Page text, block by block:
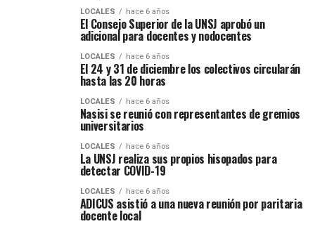
LOCALES hace 6 años
El Consejo Superior de la UNSJ aprobó un
adicional para docentes y nodocentes
LOCALES hace 6 años
El 24 y 31 de diciembre los colectivos circularán
hasta las 20 horas
LOCALES hace 6 años
Nasisi se reunió con representantes de gremios
universitarios
LOCALES hace 6 años
La UNSJ realiza sus propios hisopados para
detectar COVID-19
LOCALES hace 6 años
ADICUS asistió a una nueva reunión por paritaria
docente local